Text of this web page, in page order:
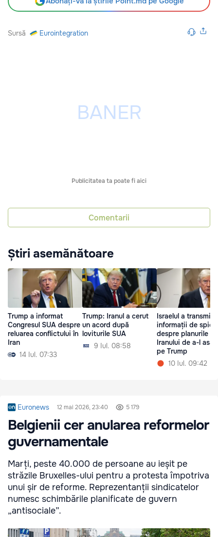
Sursă Eurointegration
Publicitatea ta poate fi aici
Comentarii
Știri asemănătoare
Trump a informat
Congresul SUA despre
reluarea conflictului în
Iran
14 Iul. 07:33
Trump: Iranul a cerut
un acord după
loviturile SUA
9 Iul. 08:58
Israelul a transmis
informații de
despre planurile
Iranului de a-l
pe Trump
10 Iul. 09:42
Euronews 12 mai 2026, 23:40 5 179
Belgienii cer anularea reformelor
guvernamentale
Marți, peste 40.000 de persoane au ieșit pe
străzile Bruxelles-ului pentru a protesta împotriva
unui șir de reforme. Reprezentanții sindicatelor
numesc schimbările planificate de guvern
„antisociale”.